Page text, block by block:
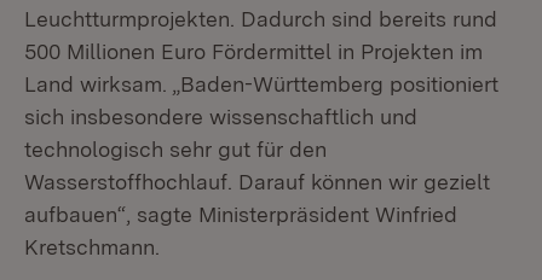
Leuchtturmprojekten. Dadurch sind bereits rund
500 Millionen Euro Fördermittel in Projekten im
Land wirksam. „Baden-Württemberg positioniert
sich insbesondere wissenschaftlich und
technologisch sehr gut für den
Wasserstoffhochlauf. Darauf können wir gezielt
aufbauen“, sagte Ministerpräsident Winfried
Kretschmann.